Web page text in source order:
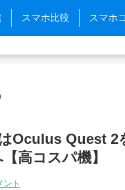
スマホ比較 スマホ
Oculus Quest 2
高コスパ機】
ント